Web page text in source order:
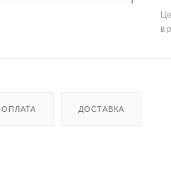
в
ОПЛАТА ДОСТАВКА